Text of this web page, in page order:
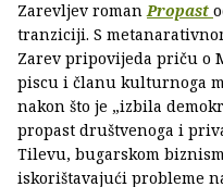
Zarevljev romanPropast
tranziciji. S
Zarev pripovijeda priču o
piscu i članu kulturnoga
nakon što je „izbila
propast društvenoga i
Tilevu, bugarskom
iskorištavajući probleme